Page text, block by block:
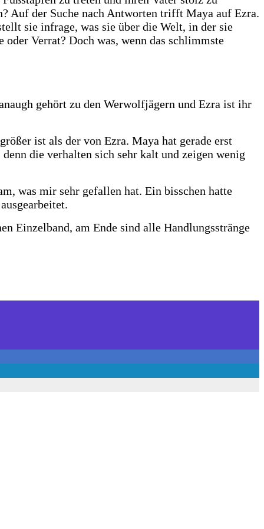
Auf der Suche nach Antworten trifft Maya auf Ezra.
sie infrage, was sie über die Welt, in der sie
Verrat? Doch was, wenn das schlimmste
gehört zu den Werwolfjägern und Ezra ist ihr
ist als der von Ezra. Maya hat gerade erst
die verhalten sich sehr kalt und zeigen wenig
was mir sehr gefallen hat. Ein bisschen hatte
Einzelband, am Ende sind alle Handlungsstränge